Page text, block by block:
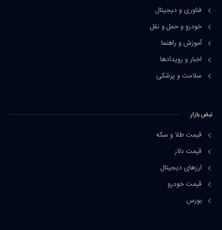
فناوری و دیجیتال
خودرو و حمل و نقل
آموزش و راهنما
اخبار و رویدادها
سلامت و پزشکی
نبض بازار
قیمت طلا و سکه
قیمت دلار
ارزهای دیجیتال
قیمت خودرو
بورس